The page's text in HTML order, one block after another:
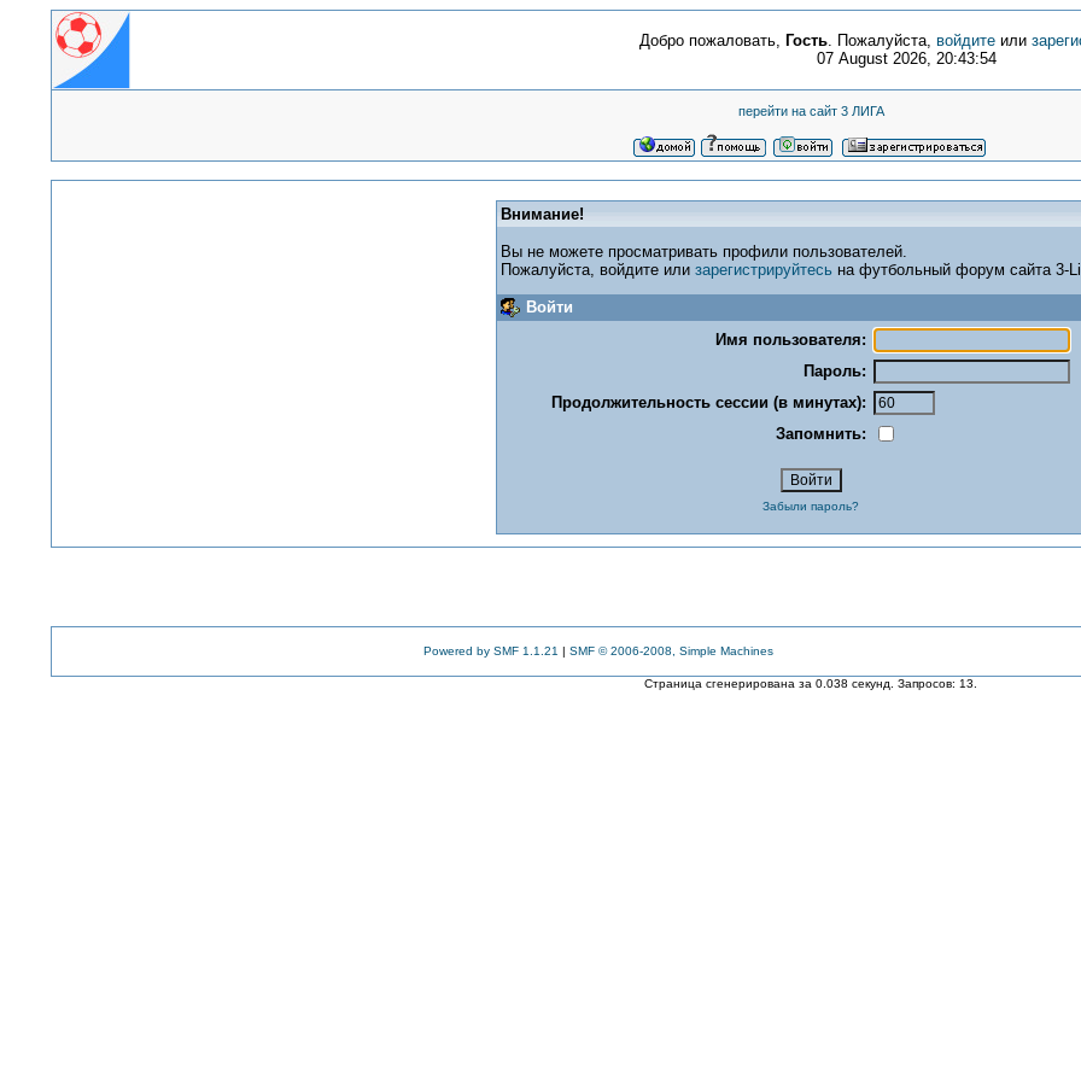
Добро пожаловать, Гость. Пожалуйста, войдите или
07 August 2026, 20:43:54
перейти на сайт 3 ЛИГА
Внимание!
Вы не можете просматривать профили пользователей.
Пожалуйста, войдите или зарегистрируйтесь на футбольный форум сайта 3-
Войти
Имя пользователя:
Пароль:
Продолжительность сессии (в минутах):
Запомнить:
Забыли пароль?
Powered by SMF 1.1.21 | SMF © 2006-2008, Simple Machines
Страница сгенерирована за 0.038 секунд. Запросов: 13.